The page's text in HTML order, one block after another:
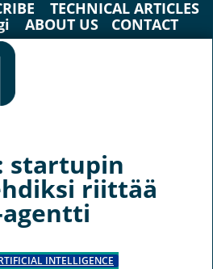
TECHNICAL ARTICLES
ABOUT US CONTACT
startupin
riittää
INTELLIGENCE